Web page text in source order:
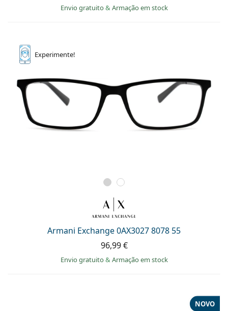
Envio gratuito& Armação em stock
Experimente!
Armani Exchange 0AX3027 8078 55
96,99 €
Envio gratuito& Armação em stock
NOVO